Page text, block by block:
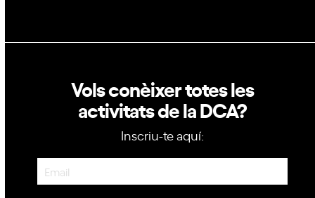
Vols conèixer totes les
activitats de la DCA?
Inscriu-te aquí:
Newsletter